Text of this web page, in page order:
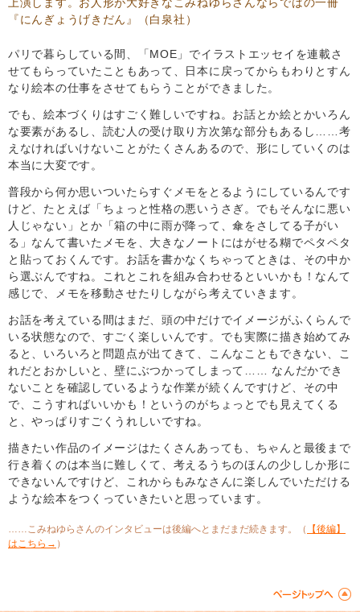
上演します。お人形が大好きなこみねゆらさんならではの一冊
『にんぎょうげきだん』
（白泉社）
パリで暮らしている間、「MOE」でイラストエッセイを連載さ
せてもらっていたこともあって、日本に戻ってからもわりとすん
なり絵本の仕事をさせてもらうことができました。
でも、絵本づくりはすごく難しいですね。お話とか絵とかいろん
な要素があるし、読む人の受け取り方次第な部分もあるし……考
えなければいけないことがたくさんあるので、形にしていくのは
本当に大変です。
普段から何か思いついたらすぐメモをとるようにしているんです
けど、たとえば「ちょっと性格の悪いうさぎ。でもそんなに悪い
人じゃない」とか「箱の中に雨が降って、傘をさしてる子がい
る」なんて書いたメモを、大きなノートにはがせる糊でペタペタ
と貼っておくんです。お話を書かなくちゃってときは、その中か
ら選ぶんですね。これとこれを組み合わせるといいかも！なんて
感じで、メモを移動させたりしながら考えていきます。
お話を考えている間はまだ、頭の中だけでイメージがふくらんで
いる状態なので、すごく楽しいんです。でも実際に描き始めてみ
ると、いろいろと問題点が出てきて、こんなこともできない、こ
れだとおかしいと、壁にぶつかってしまって…… なんだかでき
ないことを確認しているような作業が続くんですけど、その中
で、こうすればいいかも！というのがちょっとでも見えてくる
と、やっぱりすごくうれしいですね。
描きたい作品のイメージはたくさんあっても、ちゃんと最後まで
行き着くのは本当に難しくて、考えるうちのほんの少ししか形に
できないんですけど、これからもみなさんに楽しんでいただける
ような絵本をつくっていきたいと思っています。
……こみねゆらさんのインタビューは後編へとまだまだ続きます。（
【後編】
はこちら→ ）